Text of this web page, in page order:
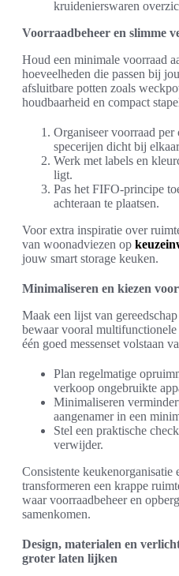
kruidenierswaren
Voorraadbeheer en slimme
Houd een minimale voorraad
hoeveelheden die passen bij
afsluitbare potten zoals
houdbaarheid en compact
Organiseer voorraad per
specerijen dicht bij
Werk met labels en
ligt.
Pas het FIFO-principe
achteraan te plaatsen.
Voor extra inspiratie over
van woonadviezen op
jouw smart storage keuken.
Minimaliseren en kiezen voor
Maak een lijst van
bewaar vooral multifunctionele
één goed messenset volstaan
Plan regelmatige
verkoop ongebruikte
Minimaliseren
aangenamer in een
Stel een praktische
verwijder.
Consistente keukenorganisatie
transformeren een krappe
waar voorraadbeheer en
samenkomen.
Design, materialen en
groter laten lijken